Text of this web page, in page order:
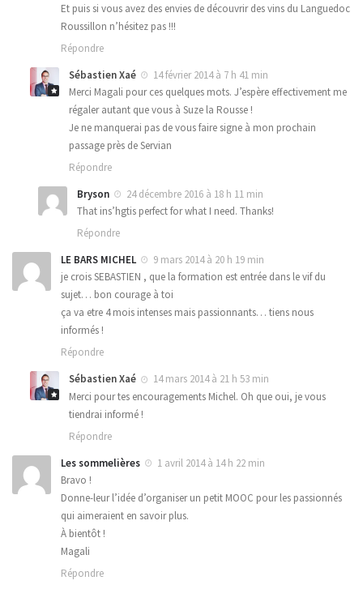
Et puis si vous avez des envies de découvrir des vins du Languedoc
Roussillon n’hésitez pas !!!
Répondre
Sébastien Xaé
14 février 2014 à 7 h 41 min
Merci Magali pour ces quelques mots. J’espère effectivement me
régaler autant que vous à Suze la Rousse !
Je ne manquerai pas de vous faire signe à mon prochain
passage près de Servian
Répondre
Bryson
24 décembre 2016 à 18 h 11 min
That ins’hgtis perfect for what I need. Thanks!
Répondre
LE BARS MICHEL
9 mars 2014 à 20 h 19 min
je crois SEBASTIEN , que la formation est entrée dans le vif du
sujet… bon courage à toi
ça va etre 4 mois intenses mais passionnants… tiens nous
informés !
Répondre
Sébastien Xaé
14 mars 2014 à 21 h 53 min
Merci pour tes encouragements Michel. Oh que oui, je vous
tiendrai informé !
Répondre
Les sommelières
1 avril 2014 à 14 h 22 min
Bravo !
Donne-leur l’idée d’organiser un petit MOOC pour les passionnés
qui aimeraient en savoir plus.
À bientôt !
Magali
Répondre